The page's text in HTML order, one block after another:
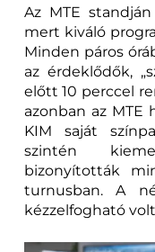
Az MTE
mert kiváló
Minden páros
az érdeklődők,
előtt 10 perccel
azonban az MTE
KIM saját
szintén
bizonyították
turnusban. A
kézzelfogható